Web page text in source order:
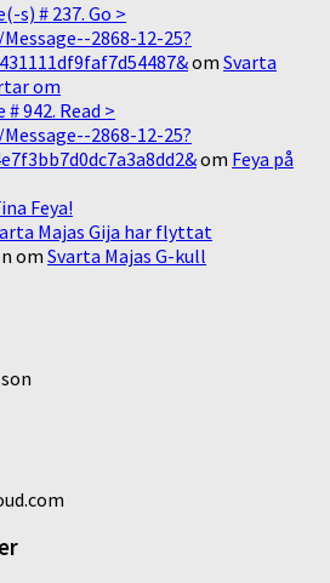
s) # 237. Go >
2868-12-25?
om Svarta
om
# 942. Read >
2868-12-25?
om Feya på
Feya!
Majas Gija har flyttat
om Svarta Majas G-kull